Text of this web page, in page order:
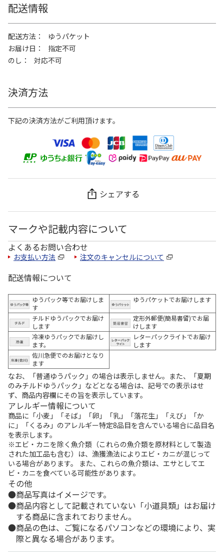
配送情報
配送方法
ゆうパケット
お届け日
指定不可
のし
対応不可
決済方法
下記の決済方法がご利用頂けます。
シェアする
マークや記載内容について
よくあるお問い合わせ
お支払い方法 注文のキャンセルについて
配送情報について
ゆうパック等でお届けしま
す
ゆうパケットでお届けします
チルドゆうパックでお届け
します
定形外郵便(簡易書留)でお届
けします
冷凍ゆうパックでお届けし
ます。
レターパックライトでお届け
します
佐川急便でのお届けとなり
ます
なお、「普通ゆうパック」の場合は表示しません。また、「夏期
のみチルドゆうパック」などとなる場合は、記号での表示はせ
ず、商品内容欄にその旨を表示しています。
アレルギー情報について
商品に「小麦」「そば」「卵」「乳」「落花生」「えび」「か
に」「くるみ」のアレルギー特定8品目を含んでいる場合に品目名
を表示します。
※エビ・カニを除く魚介類（これらの魚介類を原材料として製造
された加工品も含む）は、漁獲漁法によりエビ・カニが混じって
いる場合があります。 また、これらの魚介類は、エサとしてエ
ビ・カニを食べている可能性があります。
その他
商品写真はイメージです。
商品内容として記載されていない「小道具類」はお届け
する商品に含まれておりません。
商品の色は、ご覧になるパソコンなどの環境により、実
際と異なる場合があります。